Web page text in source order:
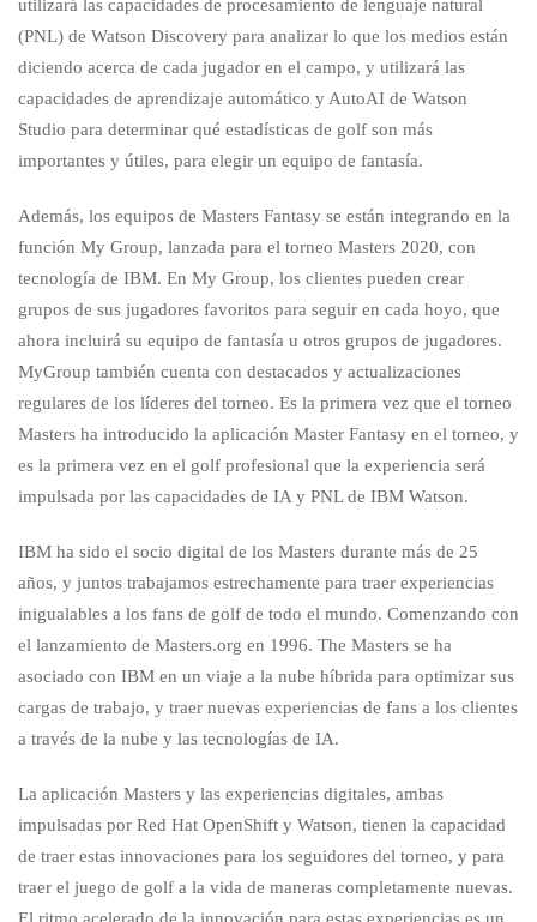
utilizará las capacidades de procesamiento de lenguaje natural
(PNL) de Watson Discovery para analizar lo que los medios están
diciendo acerca de cada jugador en el campo, y utilizará las
capacidades de aprendizaje automático y AutoAI de Watson
Studio para determinar qué estadísticas de golf son más
importantes y útiles, para elegir un equipo de fantasía.
Además, los equipos de Masters Fantasy se están integrando en la
función My Group, lanzada para el torneo Masters 2020, con
tecnología de IBM. En My Group, los clientes pueden crear
grupos de sus jugadores favoritos para seguir en cada hoyo, que
ahora incluirá su equipo de fantasía u otros grupos de jugadores.
MyGroup también cuenta con destacados y actualizaciones
regulares de los líderes del torneo. Es la primera vez que el torneo
Masters ha introducido la aplicación Master Fantasy en el torneo, y
es la primera vez en el golf profesional que la experiencia será
impulsada por las capacidades de IA y PNL de IBM Watson.
IBM ha sido el socio digital de los Masters durante más de 25
años, y juntos trabajamos estrechamente para traer experiencias
inigualables a los fans de golf de todo el mundo. Comenzando con
el lanzamiento de Masters.org en 1996. The Masters se ha
asociado con IBM en un viaje a la nube híbrida para optimizar sus
cargas de trabajo, y traer nuevas experiencias de fans a los clientes
a través de la nube y las tecnologías de IA.
La aplicación Masters y las experiencias digitales, ambas
impulsadas por Red Hat OpenShift y Watson, tienen la capacidad
de traer estas innovaciones para los seguidores del torneo, y para
traer el juego de golf a la vida de maneras completamente nuevas.